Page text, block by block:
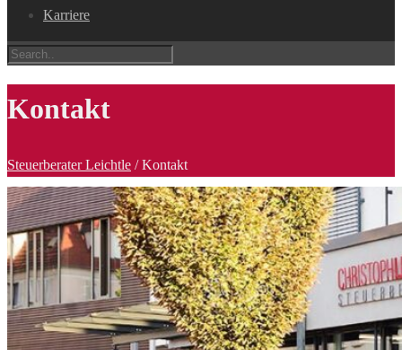
Karriere
Kontakt
Steuerberater Leichtle /Kontakt